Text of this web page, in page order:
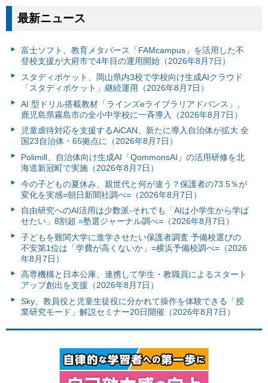
最新ニュース
富⼠ソフト、教育メタバース「FAMcampus」を活用した不
登校支援が大府市で4年目の運用開始（2026年8月7日）
スタディポケット、岡山県内3校で学校向け生成AIクラウド
「スタディポケット」継続運用（2026年8月7日）
AI 型ドリル搭載教材「ラインズeライブラリアドバンス」、
鹿児島県霧島市の全小中学校に一斉導入（2026年8月7日）
児童虐待対応を支援するAiCAN、新たに導入自治体が拡大 全
国23自治体・65拠点に（2026年8月7日）
Polimill、自治体向け生成AI「QommonsAI」の活用研修を北
海道新冠町で実施（2026年8月7日）
今の子どもの夏休み、親世代と何が違う？保護者の73.5％が
変化を実感=朝日新聞社調べ=（2026年8月7日）
自由研究へのAI活用は少数派-それでも「AIは小学生から学ば
せたい」8割超 =塾選ジャーナル調べ=（2026年8月7日）
子どもを難関大学に進学させたい保護者調査 予備校選びの
不安第1位は「学費が高くないか」=横浜予備校調べ=（2026
年8月7日）
高専機構と日本公庫、連携して学生・教職員によるスタート
アップ創出を支援（2026年8月7日）
Sky、教員役と児童生徒役に分かれて操作を体験できる「授
業研究モード」解説セミナー20日開催（2026年8月7日）